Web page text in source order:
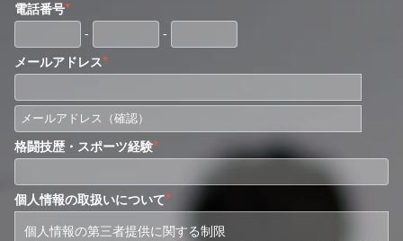
電話番号*
- -
メールアドレス*
格闘技歴・スポーツ経験*
個人情報の取扱いについて*
個人情報の第三者提供に関する制限